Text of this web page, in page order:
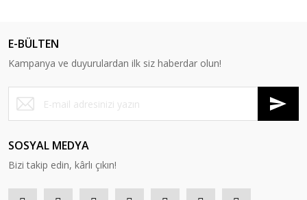
E-BÜLTEN
Kampanya ve duyurulardan ilk siz haberdar olun!
SOSYAL MEDYA
Bizi takip edin, kârlı çıkın!